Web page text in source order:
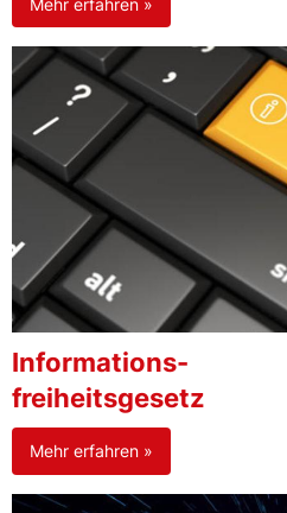
Informations-
freiheitsgesetz
Mehr erfahren »